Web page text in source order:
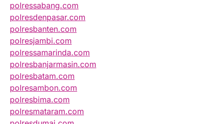
polressabang.com
polresdenpasar.com
polresbanten.com
polresjambi.com
polressamarinda.com
polresbanjarmasin.com
polresbatam.com
polresambon.com
polresbima.com
polresmataram.com